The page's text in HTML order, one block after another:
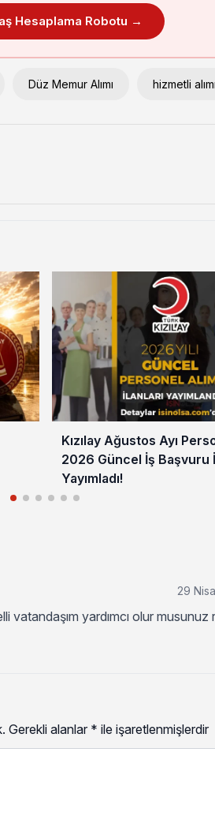
Hesaplama Robotu →
Düz Memur Alımı hizmetli alımı
Kızılay Ağustos Ayı
2026 Güncel İş Başvuru
Yayımladı!
29
vatandaşım yardımcı olur musunuz
Gerekli alanlar * ile işaretlenmişlerdir